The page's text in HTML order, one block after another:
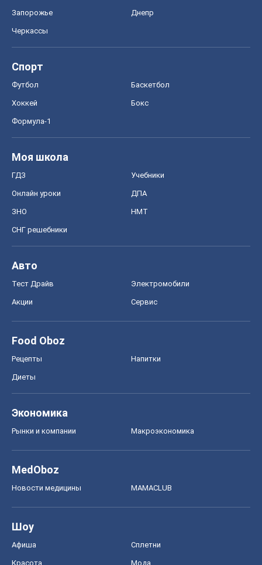
Запорожье Днепр
Черкассы
Спорт
Футбол Баскетбол
Хоккей Бокс
Формула-1
Моя школа
ГДЗ Учебники
Онлайн уроки ДПА
ЗНО НМТ
СНГ решебники
Авто
Тест Драйв Электромобили
Акции Сервис
Food Oboz
Рецепты Напитки
Диеты
Экономика
Рынки и компании Mакроэкономика
MedOboz
Новости медицины MAMACLUB
Шоу
Афиша Сплетни
Красота Мода